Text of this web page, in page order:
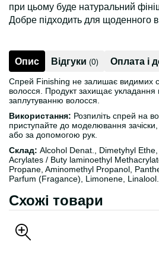
при цьому буде натуральний
Добре підходить для щоденного
Опис Відгуки (0) Оплата і
Спрей Finishing не залишає видимих
волосся. Продукт захищає укладання
заплутуванню волосся.
Використання: Розпиліть спрей на
приступайте до моделювання
або за допомогою рук.
Склад: Alcohol Denat., Dimetyhyl
Acrylates / Buty laminoethyl
Propane, Aminomethyl Propanol,
Parfum (Fragance), Limonene, Linalool.
Схожі товари